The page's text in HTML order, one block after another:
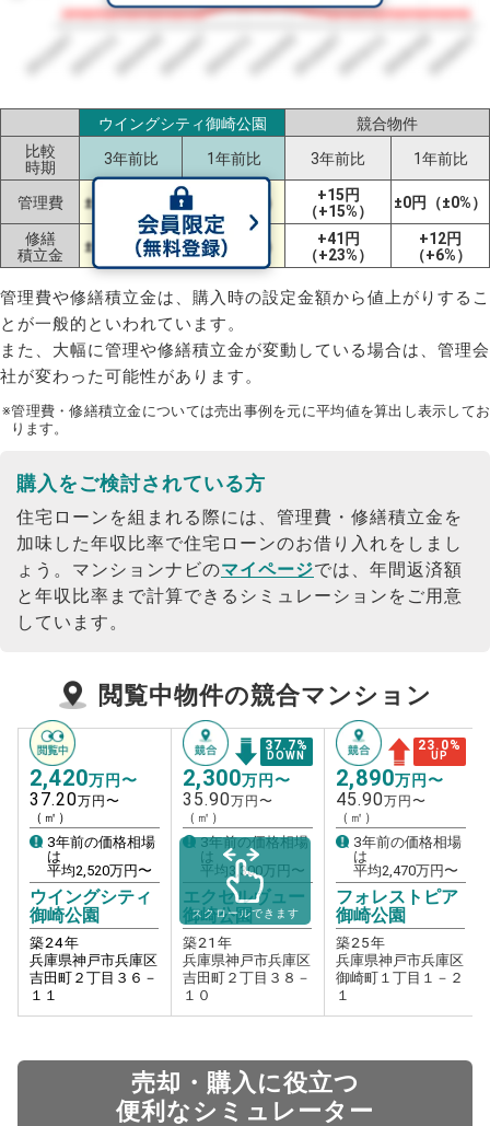
2023/072023/112024/032024/072024/112025/032025/072025/112026/032026/07
ウイングシティ御崎公園
競合物件
比較
時期
3年前比 1年前比 3年前比 1年前比
管理費 ±0円（±0%） ±0円（±0%）
+15円
（+15%）
±0円（±0%）
修繕
積立金
±0円（±0%） ±0円（±0%）
+41円
（+23%）
+12円
（+6%）
管理費や修繕積立金は、購入時の設定金額から値上がりするこ
とが一般的といわれています。
また、大幅に管理や修繕積立金が変動している場合は、管理会
社が変わった可能性があります。
※管理費・修繕積立金については売出事例を元に平均値を算出し表示してお
ります。
購入をご検討されている方
住宅ローンを組まれる際には、管理費・修繕積立金を
加味した年収比率で住宅ローンのお借り入れをしまし
ょう。 マンションナビのマイページでは、年間返済額
と年収比率まで計算できるシミュレーションをご用意
しています。
閲覧中物件の競合マンション
2,420万円〜
37.20万円〜
（㎡）
3年前の価格相場
は
平均2,520万円〜
ウイングシティ
御崎公園
築24年
兵庫県神戸市兵庫区
吉田町２丁目３６－
１１
37.7%
DOWN
2,300万円〜
35.90万円〜
（㎡）
3年前の価格相場
は
平均3,300万円〜
エクセルヴュー
御崎公園
築21 年
兵庫県神戸市兵庫区
吉田町２丁目３８－
１０
23.0%
UP
2,890万円〜
45.90万円〜
（㎡）
3年前の価格相場
は
平均2,470万円〜
フォレストピア
御崎公園
築25年
兵庫県神戸市兵庫区
御崎町１丁目１－２
１
スクロールできます
売却・購入に役立つ
便利なシミュレーター